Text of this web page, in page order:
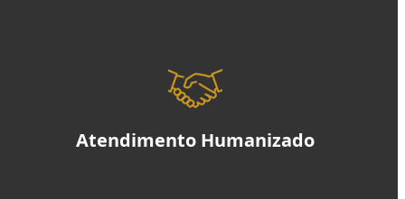
Atendimento Humanizado